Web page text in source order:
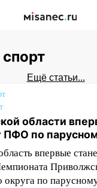
Ещё статьи...
области
ПФО по
впервые
округа по